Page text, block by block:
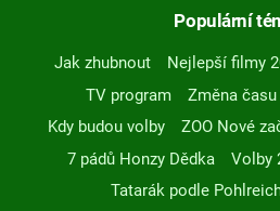
Populární
Jak zhubnout Nejlepší filmy
TV program
Změna času
Kdy budou volby
ZOO Nové
7 pádů Honzy Dědka
Volby
Tatarák podle